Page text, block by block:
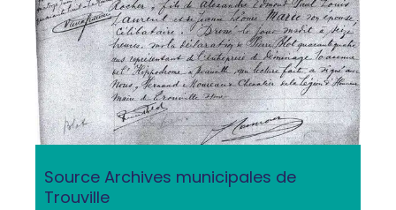
Source Archives municipales de
Trouville